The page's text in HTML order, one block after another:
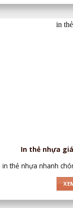
In thẻ nhựa
thẻ nhựa nhanh